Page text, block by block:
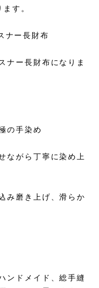
す。
ナー長財布
ナー長財布になりま
の手染め
ながら丁寧に染め上
み磨き上げ、滑らか
ンドメイド、総手縫